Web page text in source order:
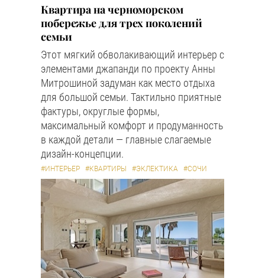
Квартира на черноморском
побережье для трех поколений
семьи
Этот мягкий обволакивающий интерьер с
элементами джапанди по проекту Анны
Митрошиной задуман как место отдыха
для большой семьи. Тактильно приятные
фактуры, округлые формы,
максимальный комфорт и продуманность
в каждой детали — главные слагаемые
дизайн-концепции.
#ИНТЕРЬЕР #КВАРТИРЫ #ЭКЛЕКТИКА #СОЧИ